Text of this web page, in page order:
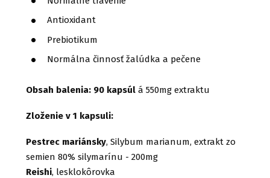
Antioxidant
Prebiotikum
Normálna činnosť žalúdka a pečene
Obsah balenia: 90 kapsúlá 550mg extraktu
Zloženie v 1 kapsuli:
Pestrec mariánsky, Silybum marianum, extrakt zo
semien 80% silymarínu - 200mg
Reishi, lesklokôrovka